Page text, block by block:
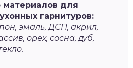
для
гарнитуров:
эмаль, ДСП, акрил,
орех, сосна, дуб,